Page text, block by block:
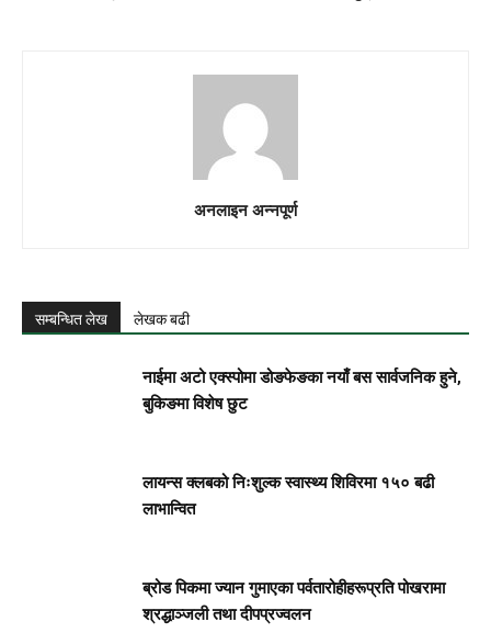
अनलाइन अन्नपूर्ण
सम्बन्धित लेख लेखक बढी
नाईमा अटो एक्स्पोमा डोङफेङका नयाँ बस सार्वजनिक हुने,
बुकिङमा विशेष छुट
लायन्स क्लबको निःशुल्क स्वास्थ्य शिविरमा १५० बढी
लाभान्वित
ब्रोड पिकमा ज्यान गुमाएका पर्वतारोहीहरूप्रति पोखरामा
श्रद्धाञ्जली तथा दीपप्रज्वलन